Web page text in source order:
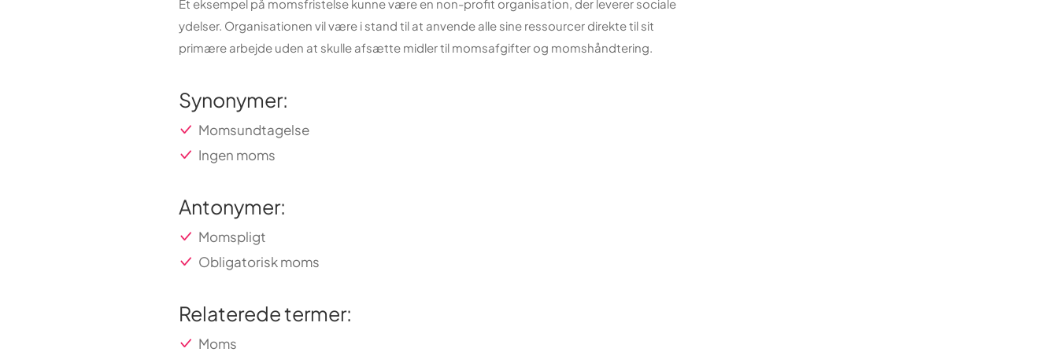
Et eksempel på momsfristelse kunne være en non-profit organisation, der leverer sociale
ydelser. Organisationen vil være i stand til at anvende alle sine ressourcer direkte til sit
primære arbejde uden at skulle afsætte midler til momsafgifter og momshåndtering.
Synonymer:
Momsundtagelse
Ingen moms
Antonymer:
Momspligt
Obligatorisk moms
Relaterede termer:
Moms